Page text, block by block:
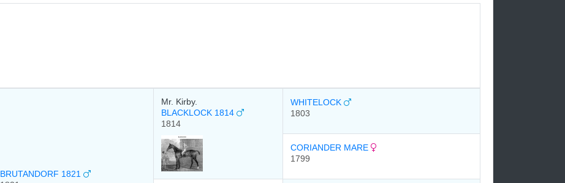
BRUTANDORF 1821
Mr. Kirby.
BLACKLOCK 1814
1814
WHITELOCK
1803
CORIANDER MARE
1799